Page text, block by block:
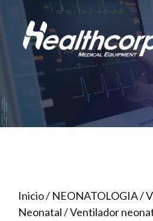
Saltar
contenido
Inicio/ NEONATOLOGIA/
Neonatal/ Ventilador